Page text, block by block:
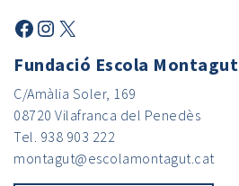
Fundació Escola Montagut
C/Amàlia Soler, 169
08720 Vilafranca del Penedès
Tel. 938 903 222
montagut@escolamontagut.cat